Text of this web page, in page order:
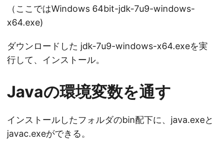
（ここではWindows 64bit-jdk-7u9-windows-
x64.exe)
ダウンロードした jdk-7u9-windows-x64.exeを実
行して、インストール。
Javaの環境変数を通す
インストールしたフォルダのbin配下に、java.exeと
javac.exeができる。